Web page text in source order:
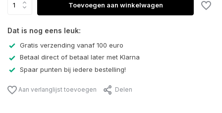
Toevoegen aan winkelwagen
Dat is nog eens leuk:
Gratis verzending vanaf 100 euro
Betaal direct of betaal later met Klarna
Spaar punten bij iedere bestelling!
Aan verlanglijst toevoegen Delen